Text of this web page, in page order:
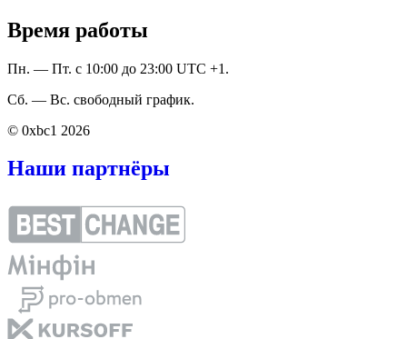
Время работы
Пн. — Пт. с 10:00 до 23:00 UTC +1.
Сб. — Вс. свободный график.
© 0xbc1 2026
Наши партнёры